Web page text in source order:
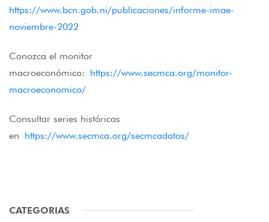
https://www.bcn.gob.ni/publicaciones/informe-imae-
noviembre-2022
Conozca el monitor
macroeconómico: https://www.secmca.org/monitor-
macroeconomico/
Consultar series históricas
en https://www.secmca.org/secmcadatos/
CATEGORIAS